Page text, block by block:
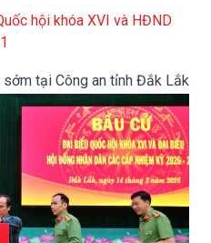
hội khóa XVI và HĐND
sớm tại Công an tỉnh Đắk Lắk